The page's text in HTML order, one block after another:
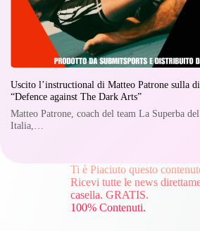
Uscito l’instructional di Matteo Patrone sulla
“Defence against The Dark Arts”
Matteo Patrone, coach del team La Superba
Italia,…
Ti è Piaciuto questo
Ricevi tutte le news
casella. GRATIS.
100% Contenuti.